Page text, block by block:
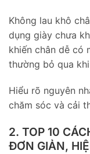
Không lau khô
dụng giày chưa
khiến chân dễ có
thường bỏ qua
Hiểu rõ nguyên
chăm sóc và cải
2. TOP 10
ĐƠN GIẢN,